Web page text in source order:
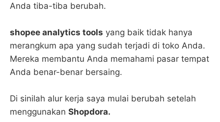
Anda tiba-tiba berubah.
shopee analytics tools yang baik tidak hanya
merangkum apa yang sudah terjadi di toko Anda.
Mereka membantu Anda memahami pasar tempat
Anda benar-benar bersaing.
Di sinilah alur kerja saya mulai berubah setelah
menggunakan Shopdora.